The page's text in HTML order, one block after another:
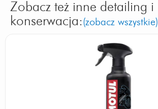
Zobacz też inne detailing i
konserwacja:(zobacz wszystkie)